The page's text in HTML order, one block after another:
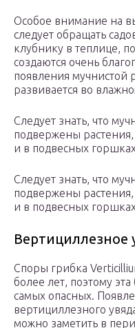
Особое внимание на
следует обращать
клубнику в теплице,
создаются очень
появления мучнистой
развивается во
Следует знать, что
подвержены
и в подвесных горшках
Следует знать, что
подвержены
и в подвесных
Вертициллезное
Споры грибка
более лет, поэтому
самых опасных.
вертициллезного
можно заметить в